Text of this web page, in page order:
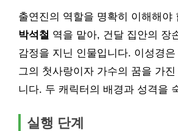
출연진의 역할을 명확히 이해해야
박석철 역을 맡아, 건달 집안의 장
감정을 지닌 인물입니다. 이성경은
그의 첫사랑이자 가수의 꿈을 가
니다. 두 캐릭터의 배경과 성격을
실행 단계